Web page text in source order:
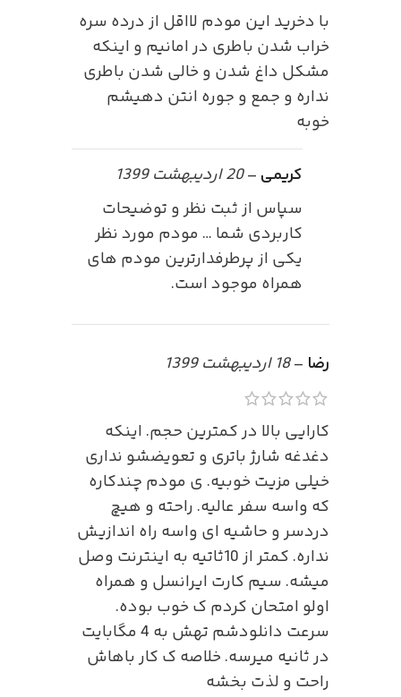
با دخرید این مودم لااقل از درده سره
خراب شدن باطری در امانیم و اینکه
مشکل داغ شدن و خالی شدن باطری
نداره و جمع و جوره انتن دهیشم
خوبه
کریمی –20 اردیبهشت 1399
سپاس از ثبت نظر و توضیحات
کاربردی شما … مودم مورد نظر
یکی از پرطرفدارترین مودم های
همراه موجود است.
رضا –18 اردیبهشت 1399
کارایی بالا در کمترین حجم. اینکه
دغدغه شارژ باتری و تعویضشو نداری
خیلی مزیت خوبیه. ی مودم چندکاره
که واسه سفر عالیه. راحته و هیچ
دردسر و حاشیه ای واسه راه اندازیش
نداره. کمتر از 10ثاتیه به اینترنت وصل
میشه. سیم کارت ایرانسل و همراه
اولو امتحان کردم ک خوب بوده.
سرعت دانلودشم تهش به 4 مگابایت
در ثانیه میرسه. خلاصه ک کار باهاش
راحت و لذت بخشه